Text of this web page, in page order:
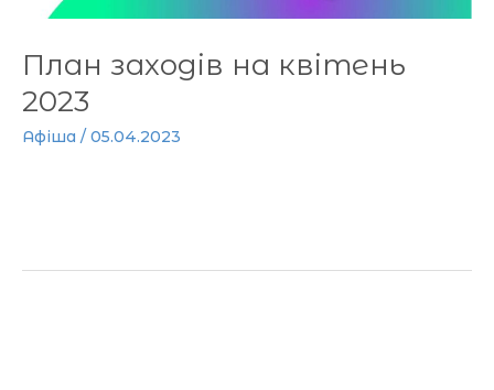
План заходів на квітень
2023
Афіша / 05.04.2023